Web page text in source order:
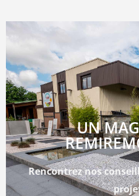
UN
Rencontrez nos